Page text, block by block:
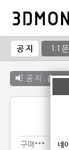
공 지 1:1
공 지 : 출력
구매***
네